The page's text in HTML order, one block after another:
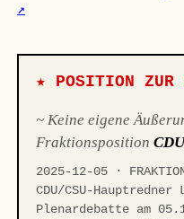
↗
★ POSITION ZUR
~ Keine eigene
Fraktionsposition
2025-12-05 ·
CDU/CSU-
Plenardebatte am